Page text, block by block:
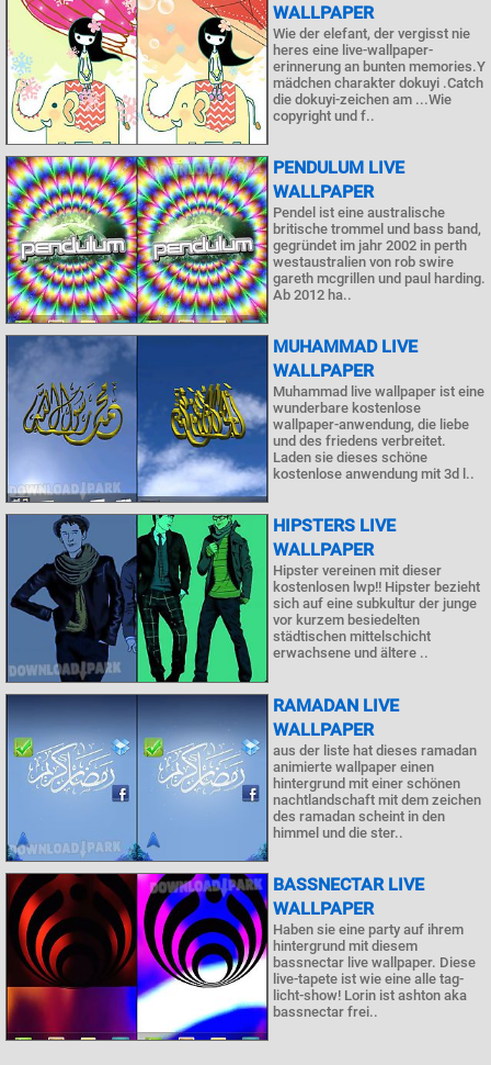
WALLPAPER
Wie der elefant, der vergisst nie
heres eine live-wallpaper-
erinnerung an bunten memories.Y
mädchen charakter dokuyi .Catch
die dokuyi-zeichen am ...Wie
copyright und f..
PENDULUM LIVE
WALLPAPER
Pendel ist eine australische
britische trommel und bass band,
gegründet im jahr 2002 in perth
westaustralien von rob swire
gareth mcgrillen und paul harding.
Ab 2012 ha..
MUHAMMAD LIVE
WALLPAPER
Muhammad live wallpaper ist eine
wunderbare kostenlose
wallpaper-anwendung, die liebe
und des friedens verbreitet.
Laden sie dieses schöne
kostenlose anwendung mit 3d l..
HIPSTERS LIVE
WALLPAPER
Hipster vereinen mit dieser
kostenlosen lwp!! Hipster bezieht
sich auf eine subkultur der junge
vor kurzem besiedelten
städtischen mittelschicht
erwachsene und ältere ..
RAMADAN LIVE
WALLPAPER
aus der liste hat dieses ramadan
animierte wallpaper einen
hintergrund mit einer schönen
nachtlandschaft mit dem zeichen
des ramadan scheint in den
himmel und die ster..
BASSNECTAR LIVE
WALLPAPER
Haben sie eine party auf ihrem
hintergrund mit diesem
bassnectar live wallpaper. Diese
live-tapete ist wie eine alle tag-
licht-show! Lorin ist ashton aka
bassnectar frei..